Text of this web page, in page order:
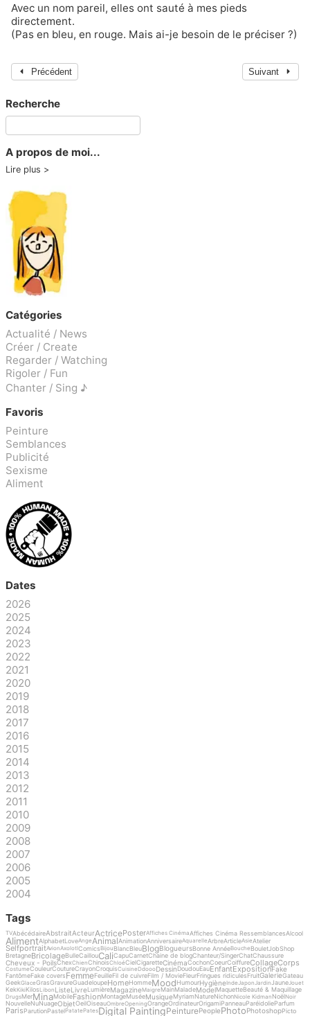
Avec un nom pareil, elles ont sauté à mes pieds
directement.
(Pas en bleu, en rouge. Mais ai-je besoin de le préciser ?)
Précédent Suivant
Recherche
A propos de moi...
Lire plus
Catégories
Actualité / News
Créer / Create
Regarder / Watching
Rigoler / Fun
Chanter / Sing ♪
Favoris
Peinture
Semblances
Publicité
Sexisme
Aliment
Dates
2026
2025
2024
2023
2022
2021
2020
2019
2018
2017
2016
2015
2014
2013
2012
2011
2010
2009
2008
2007
2006
2005
2004
Tags
TVAbécédaireAbstraitActeurActricePosterAffiches CinémaAffiches Cinéma RessemblancesAlcool
AlimentAlphabetLoveAnge AnimalAnimationAnniversaireAquarelleArbreArticleAsieAtelier
SelfportraitAvionAxolotlComicsBijou BlancBleuBlogBlogueursBonne AnnéeBouche BouletJobShop
BretagneBricolageBulleCaillouCaliCapuCarnetChaine de blogChanteur/SingerChatChaussure
Cheveux - PoilsChexChienChinoisChloéCielCigaretteCinémaCochonCoeurCoiffureCollageCorps
CostumeCouleurCoutureCrayonCroquisCuisineDdoooDessinDoudouEauEnfantExpositionFake
FantômeFake coversFemmeFeuilleFil de cuivreFilm / MovieFleurFringues ridiculesFruitGalerieGateau
GeekGlaceGrasGravureGuadeloupeHomeHommeMoodHumourHygièneInde Japon JardinJaune Jouet
KekKikiKilosLibon ListeLivreLumièreMagazineMaigre MainMaladeModelMaquetteBeauté & Maquillage
DrugsMerMinaMobileFashionMontageMuséeMusiqueMyriamNatureNichonNicole Kidman NoëlNoir
NouvelleNuNuageObjetOeilOiseauOmbreOpeningOrangeOrdinateurOrigamiPanneauParéidolieParfum
ParisParutionPastelPatatePatesDigital PaintingPeinturePeoplePhotoPhotoshopPicto